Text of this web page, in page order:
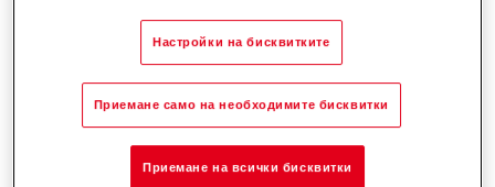
отопление и охлаждане, рециркулация
UltraGas 2000D - 1 брой- кондензен газов
TopTronic E- контролна система, свързана
с интернет и БМС
MultiVal ER 1000 - 2 броя- бойлер
Настройки на бисквитките
Приемане само на необходимите бисквитки
Приемане на всички бисквитки